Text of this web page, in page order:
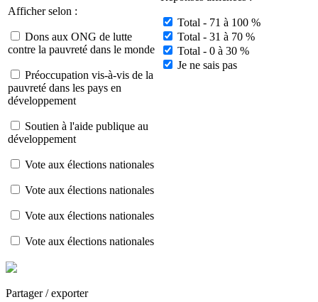
Afficher selon :
Dons aux ONG de lutte
contre la pauvreté dans le monde
Préoccupation vis-à-vis de la
pauvreté dans les pays en
développement
Soutien à l'aide publique au
développement
Vote aux élections nationales
Vote aux élections nationales
Vote aux élections nationales
Vote aux élections nationales
Total - 71 à 100 %
Total - 31 à 70 %
Total - 0 à 30 %
Je ne sais pas
Partager / exporter